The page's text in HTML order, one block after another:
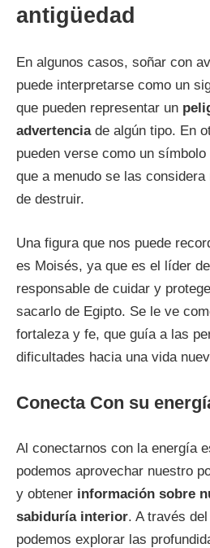
antigüedad
En algunos casos, soñar con
puede interpretarse como un
que pueden representar un
advertenciade algún tipo. En
pueden verse como un
que a menudo se las
de destruir.
Una figura que nos puede
es Moisés, ya que es el líder
responsable de cuidar y
sacarlo de Egipto. Se le ve
fortaleza y fe, que guía a las
dificultades hacia una vida
Conecta Con su
Al conectarnos con la energía
podemos aprovechar nuestro
y obtener información sobre
sabiduría interior. A través
podemos explorar las